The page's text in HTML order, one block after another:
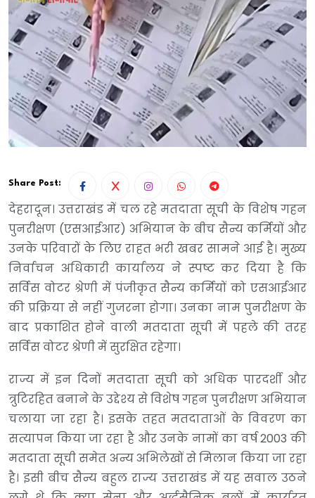
Share Post:
देहरादून। उत्तराखंड में चल रहे मतदाता सूची के विशेष गहन
पुनरीक्षण (एसआईआर) अभियान के बीच सैन्य कर्मियों और
उनके परिवारों के लिए राहत भरी खबर सामने आई है। मुख्य
निर्वाचन अधिकारी कार्यालय ने स्पष्ट कर दिया है कि
सर्विस वोटर श्रेणी में पंजीकृत सैन्य कर्मियों को एसआईआर
की प्रक्रिया से नहीं गुजरना होगा। उनका नाम पुनरीक्षण के
बाद प्रकाशित होने वाली मतदाता सूची में पहले की तरह
सर्विस वोटर श्रेणी में सुरक्षित रहेगा।
राज्य में इन दिनों मतदाता सूची को अधिक पारदर्शी और
त्रुटिरहित बनाने के उद्देश्य से विशेष गहन पुनरीक्षण अभियान
चलाया जा रहा है। इसके तहत मतदाताओं के विवरण का
सत्यापन किया जा रहा है और उनके नामों का वर्ष 2003 की
मतदाता सूची समेत अन्य अभिलेखों से मिलान किया जा रहा
है। इसी बीच सैन्य बहुल राज्य उत्तराखंड में यह सवाल उठने